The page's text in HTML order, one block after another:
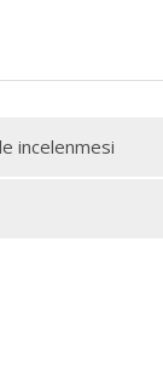
incelenmesi